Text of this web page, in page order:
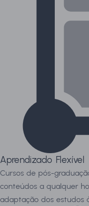
Aprendizado Flexível
Cursos de pós-
conteúdos a qualquer
adaptação dos estudos